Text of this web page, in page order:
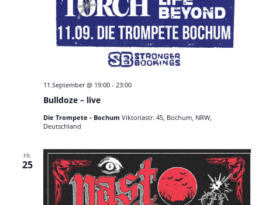
Bulldoze – live
11.September @ 19:00- 23:00
Die Trompete - Bochum Viktoriastr. 45, Bochum, NRW,
Deutschland
FR.
25